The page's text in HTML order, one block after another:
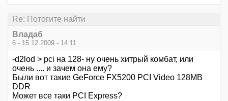
Re: Потогите найти
Владаб
6 - 15.12.2009 - 14:11
-d2lod > pci на 128- ну очень хитрый комбат, или
очень .... и зачем она ему?
Были вот такие GeForce FX5200 PCI Video 128MB
DDR
Может все таки PCI Express?